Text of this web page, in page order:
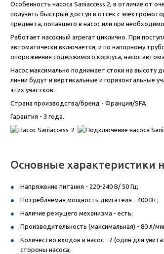
Особенность насоса Saniaccess 2, в отличие от
получить быстрый доступ в отсек с
предмета, попавшего в насос или при
Работает насосный агрегат циклично. При
автоматически включается, и по напорному
опорожнения содержимого корпуса, насос
Насос максимально поднимает стоки на высоту
линии будут и вертикальные и горизонтальные
этих участков.
Страна производства/бренд - Франция/SFA.
Гарантия - 3 года.
Основные характеристики
Напряжение питания - 220-240 В/ 50 Гц;
Потребляемая мощность двигателя - 400 Вт;
Наличие режущего механизма - есть;
Производительность (максимальная) - 80 л/
Количество входов в насос - 2 (один для
стороны насоса;